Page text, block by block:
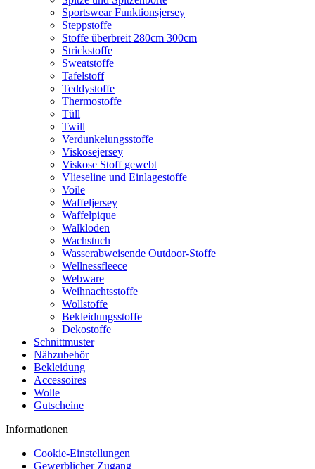
Sportswear Funktionsjersey
Steppstoffe
Stoffe überbreit 280cm 300cm
Strickstoffe
Sweatstoffe
Tafelstoff
Teddystoffe
Thermostoffe
Tüll
Twill
Verdunkelungsstoffe
Viskosejersey
Viskose Stoff gewebt
Vlieseline und Einlagestoffe
Voile
Waffeljersey
Waffelpique
Walkloden
Wachstuch
Wasserabweisende Outdoor-Stoffe
Wellnessfleece
Webware
Weihnachtsstoffe
Wollstoffe
Bekleidungsstoffe
Dekostoffe
Schnittmuster
Nähzubehör
Bekleidung
Accessoires
Wolle
Gutscheine
Informationen
Cookie-Einstellungen
Gewerblicher Zugang